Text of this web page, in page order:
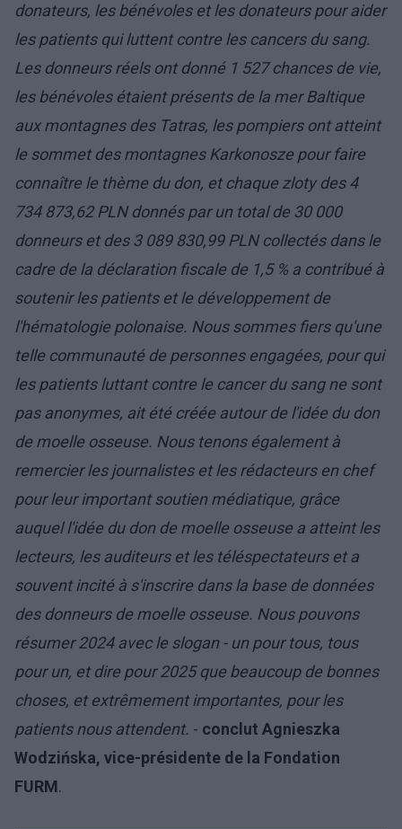
donateurs, les bénévoles et les donateurs pour aider
les patients qui luttent contre les cancers du sang.
Les donneurs réels ont donné 1 527 chances de vie,
les bénévoles étaient présents de la mer Baltique
aux montagnes des Tatras, les pompiers ont atteint
le sommet des montagnes Karkonosze pour faire
connaître le thème du don, et chaque zloty des 4
734 873,62 PLN donnés par un total de 30 000
donneurs et des 3 089 830,99 PLN collectés dans le
cadre de la déclaration fiscale de 1,5 % a contribué à
soutenir les patients et le développement de
l'hématologie polonaise. Nous sommes fiers qu'une
telle communauté de personnes engagées, pour qui
les patients luttant contre le cancer du sang ne sont
pas anonymes, ait été créée autour de l'idée du don
de moelle osseuse. Nous tenons également à
remercier les journalistes et les rédacteurs en chef
pour leur important soutien médiatique, grâce
auquel l'idée du don de moelle osseuse a atteint les
lecteurs, les auditeurs et les téléspectateurs et a
souvent incité à s'inscrire dans la base de données
des donneurs de moelle osseuse. Nous pouvons
résumer 2024 avec le slogan - un pour tous, tous
pour un, et dire pour 2025 que beaucoup de bonnes
choses, et extrêmement importantes, pour les
patients nous attendent. - conclut Agnieszka
Wodzińska, vice-présidente de la Fondation
FURM.